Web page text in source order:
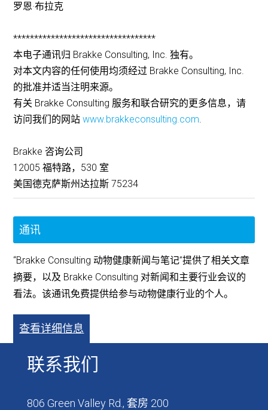
罗恩·布拉克
**********************************
本电子通讯归 Brakke Consulting, Inc. 独有。
对本文内容的任何使用均须经过 Brakke Consulting, Inc.
的批准并适当注明来源。
有关 Brakke Consulting 服务和联合研究的更多信息，请
访问我们的网站www.brakkeconsulting.com.
Brakke 咨询公司
12005 福特路，530 室
美国德克萨斯州达拉斯 75234
通讯
“Brakke Consulting 动物健康新闻与笔记”提供了相关文章
摘要，以及 Brakke Consulting 对新闻和主要行业会议的
看法。该通讯免费提供给参与动物健康行业的个人。
查看详细信息
联系我们
806 Green Valley Rd., 套房 200